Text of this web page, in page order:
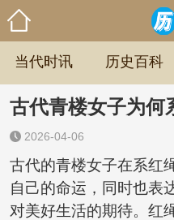
当代时讯 历史百科
古代青楼女子为何
2026-04-06
古代的青楼女子在系红
自己的命运，同时也表
对美好生活的期待。红